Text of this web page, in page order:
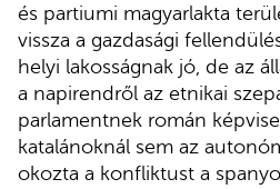
és partiumi magyarlakta
vissza a gazdasági
helyi lakosságnak jó, de az
a napirendről az etnikai
parlamentnek román
katalánoknál sem az
okozta a konfliktust a